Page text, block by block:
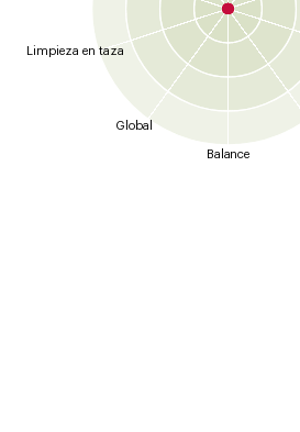
Balance
Global
Limpieza en taza